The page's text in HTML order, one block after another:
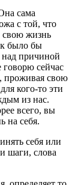
сама
с той, что
свою жизнь
было бы
над причиной
говорю сейчас
проживая свою
кого-то эти
из нас.
всего, вы
на себя.
себя или
шаги, слова